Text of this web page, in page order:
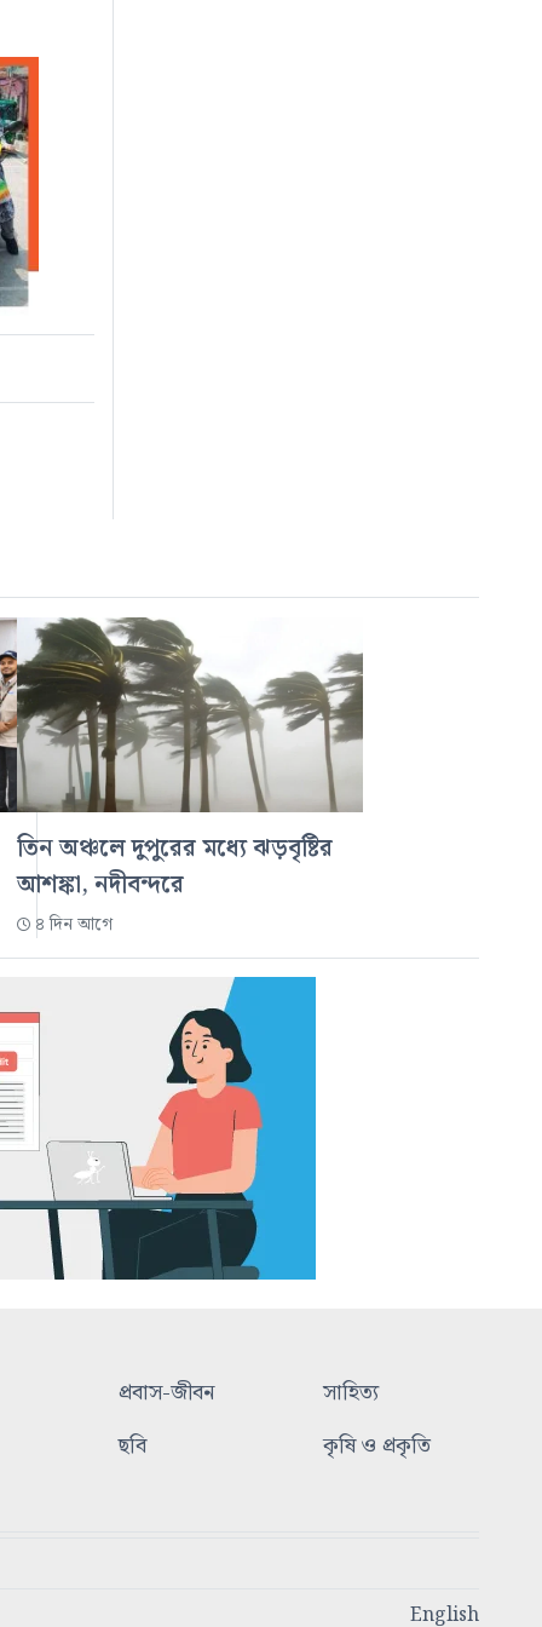
তিন অঞ্চলে দুপুরের মধ্যে ঝড়বৃষ্টির
আশঙ্কা, নদীবন্দরে
৪ দিন আগে
প্রবাস-জীবন
সাহিত্য
ছবি কৃষি ও প্রকৃতি
English